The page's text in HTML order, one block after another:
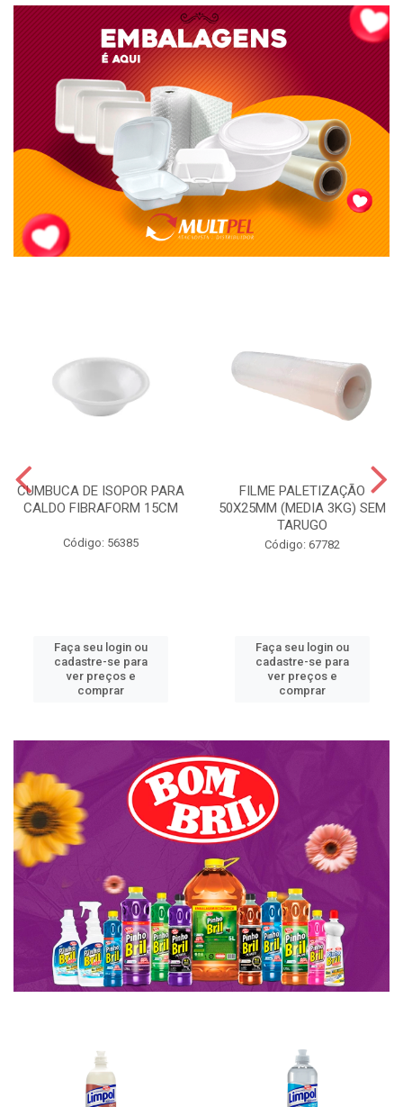
CUMBUCA DE ISOPOR PARA
CALDO FIBRAFORM 15CM
Código: 56385
Faça seu login ou
cadastre-se para
ver preços e
comprar
FILME PALETIZAÇÃO
50X25MM (MEDIA 3KG) SEM
TARUGO
Código: 67782
Faça seu login ou
cadastre-se para
ver preços e
comprar